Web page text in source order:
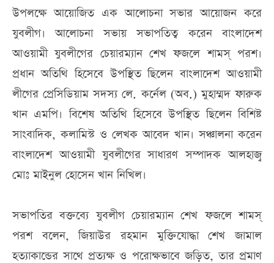
উপলক্ষে আয়োজিত এক আলোচনা সভার আয়োজন করে
যুবলীগ। আলোচনা সভায় সভাপতিত্ব করেন বাংলাদেশ
আওয়ামী যুবলীগের চেয়ারম্যান শেখ ফজলে শামস্ পরশ।
প্রধান অতিথি হিসেবে উপস্থিত ছিলেন বাংলাদেশ আওয়ামী
লীগের প্রেসিডিয়াম সদস্য লে. কর্নেল (অব.) মুহাম্মদ ফারুক
খান এমপি। বিশেষ অতিথি হিসেবে উপস্থিত ছিলেন বিশিষ্ট
সাংবাদিক, কলামিস্ট ও লেখক আবেদ খান। সঞ্চালনা করেন
বাংলাদেশ আওয়ামী যুবলীগের সাধারণ সম্পাদক আলহাজ্ব
মোঃ মাইনুল হোসেন খান নিখিল।
সভাপতির বক্তব্যে যুবলীগ চেয়ারম্যান শেখ ফজলে শামস্
পরশ বলেন, জিয়াউর রহমান মুক্তিযোদ্ধা শেখ জামাল
হত্যাকান্ডের সাথে প্রত্যক্ষ ও পরোক্ষভাবে জড়িত, তার প্রমাণ